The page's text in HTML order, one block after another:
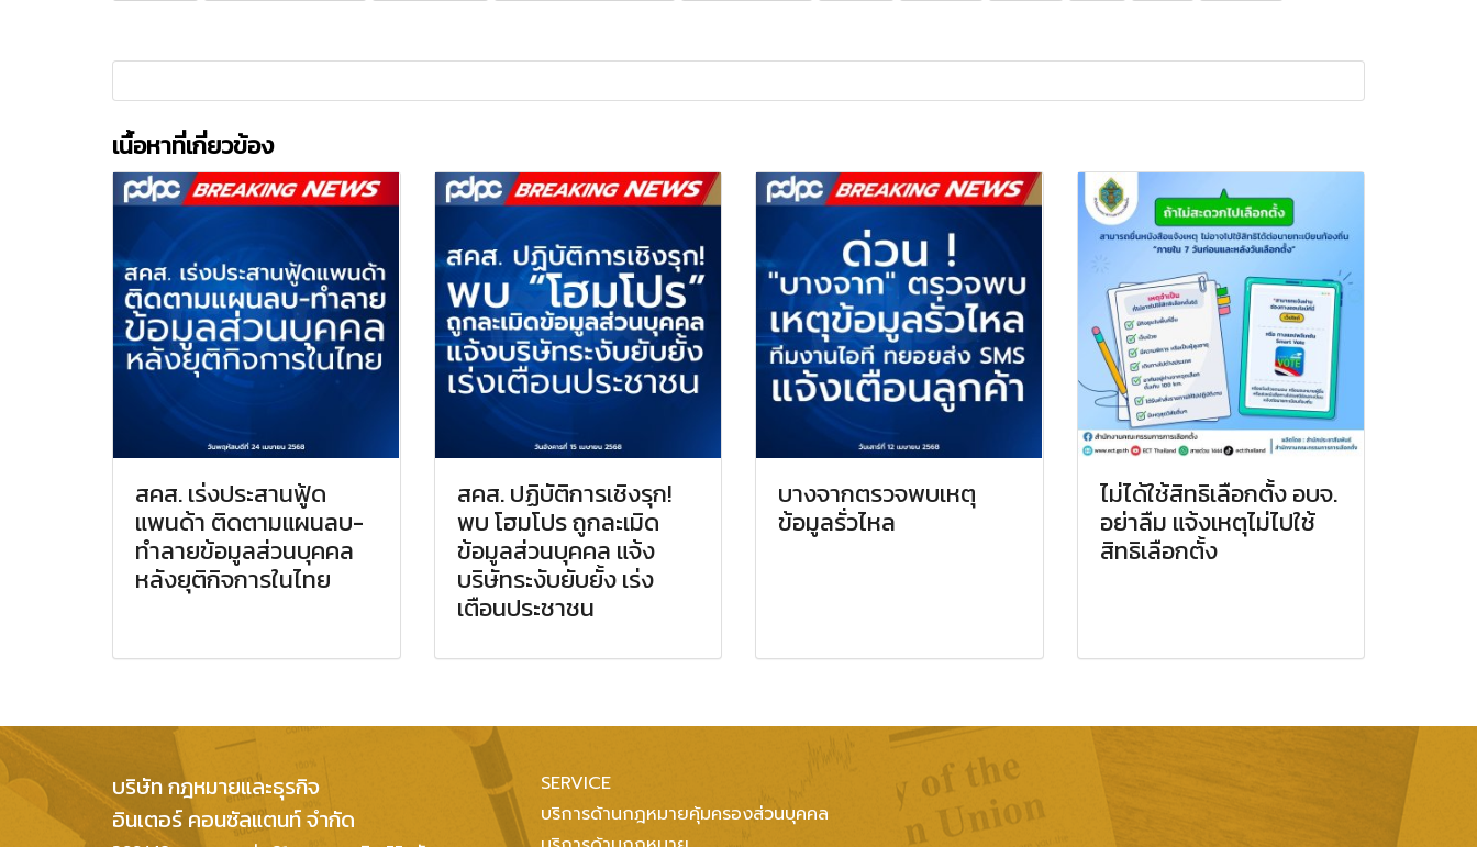
เนื้อหาที่เกี่ยวข้อง
สคส. เร่งประสานฟู้ด
แพนด้า ติดตามแผนลบ-
ทำลายข้อมูลส่วนบุคคล
หลังยุติกิจการในไทย
สคส. ปฏิบัติการเชิงรุก!
พบ โฮมโปร ถูกละเมิด
ข้อมูลส่วนบุคคล แจ้ง
บริษัทระงับยับยั้ง เร่ง
เตือนประชาชน
บางจากตรวจพบเหตุ
ข้อมูลรั่วไหล
ไม่ได้ใช้สิทธิเลือกตั้ง อบจ.
อย่าลืม แจ้งเหตุไม่ไปใช้
สิทธิเลือกตั้ง
บริษัท กฎหมายและธุรกิจ
อินเตอร์ คอนซัลแตนท์ จำกัด
SERVICE
บริการด้านกฎหมายคุ้มครองส่วนบุคคล